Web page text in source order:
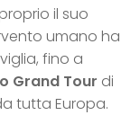
il suo
umano ha
fino a
Grand Tour di
tutta Europa.